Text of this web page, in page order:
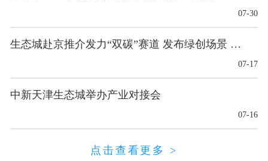
07-30
生态城赴京推介发力“双碳”赛道 发布绿创场景 多项合作成果落地
07-17
中新天津生态城举办产业对接会
07-16
点击查看更多 >